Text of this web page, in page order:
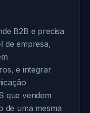
B2B e precisa
de empresa,
e integrar
que vendem
de uma mesma